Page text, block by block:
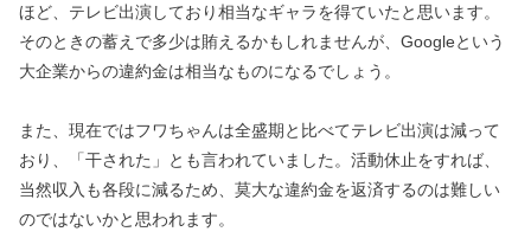
ほど、テレビ出演しており相当なギャラを得ていたと思います。
そのときの蓄えで多少は賄えるかもしれませんが、Googleという
大企業からの違約金は相当なものになるでしょう。
また、現在ではフワちゃんは全盛期と比べてテレビ出演は減って
おり、「干された」とも言われていました。活動休止をすれば、
当然収入も各段に減るため、莫大な違約金を返済するのは難しい
のではないかと思われます。